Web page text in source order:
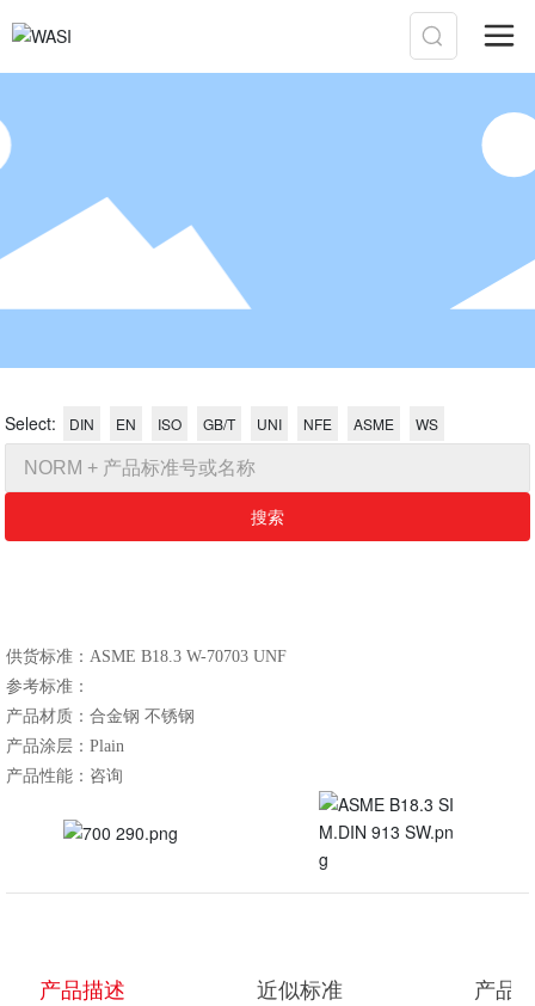
Select: DIN EN ISO GB/T UNI NFE ASME WS
搜索
​​​​​​供货标准：ASME B18.3 W-70703 UNF
参考标准：
产品材质：合金钢 不锈钢
产品涂层：Plain
产品描述 近似标准 产品